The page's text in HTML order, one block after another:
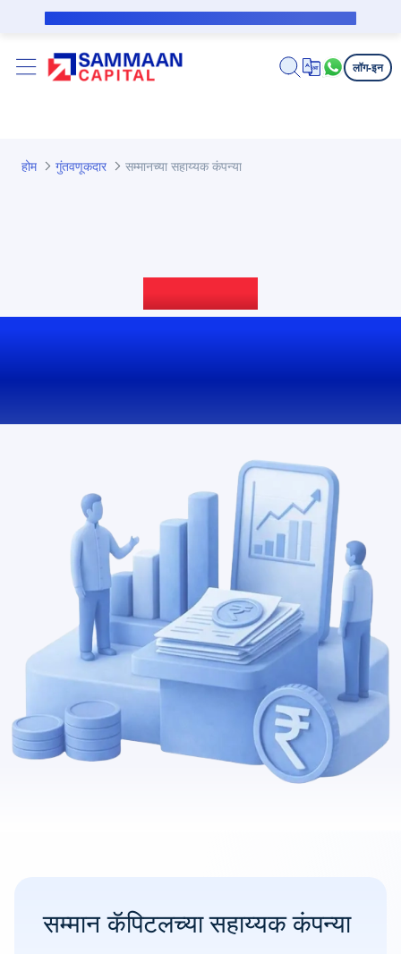
मुख्य घटक वगळा
लॉग-इन
होम गुंतवणूकदार सम्मानच्या सहाय्यक कंपन्या
फायनान्शियल्स आणि प्रमुख
सम्मान कॅपिटलच्या सहाय्यक कंपन्या